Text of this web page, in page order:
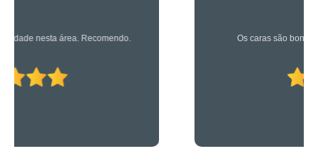
Os caras são bons mesmo! Profissionais de primeira!